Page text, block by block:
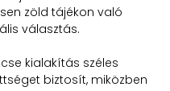
zöld tájékon való
választás.
kialakítás széles
biztosít, miközben